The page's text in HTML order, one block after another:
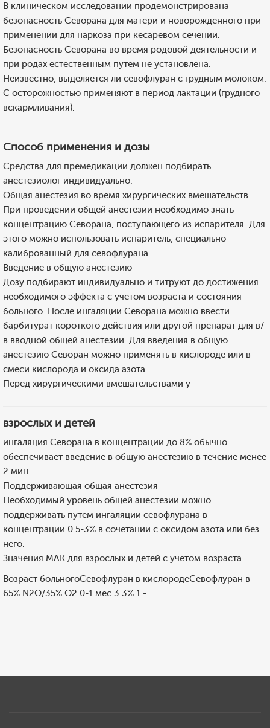
В клиническом исследовании продемонстрирована
безопасность Севорана для матери и новорожденного при
применении для наркоза при кесаревом сечении.
Безопасность Севорана во время родовой деятельности и
при родах естественным путем не установлена.
Неизвестно, выделяется ли севофлуран с грудным молоком.
С осторожностью применяют в период лактации (грудного
вскармливания).
Способ применения и дозы
Средства для премедикации должен подбирать
анестезиолог индивидуально.
Общая анестезия во время хирургических вмешательств
При проведении общей анестезии необходимо знать
концентрацию Севорана, поступающего из испарителя. Для
этого можно использовать испаритель, специально
калиброванный для севофлурана.
Введение в общую анестезию
Дозу подбирают индивидуально и титруют до достижения
необходимого эффекта с учетом возраста и состояния
больного. После ингаляции Севорана можно ввести
барбитурат короткого действия или другой препарат для в/
в вводной общей анестезии. Для введения в общую
анестезию Севоран можно применять в кислороде или в
смеси кислорода и оксида азота.
Перед хирургическими вмешательствами у
взрослых и детей
ингаляция Севорана в концентрации до 8% обычно
обеспечивает введение в общую анестезию в течение менее
2 мин.
Поддерживающая общая анестезия
Необходимый уровень общей анестезии можно
поддерживать путем ингаляции севофлурана в
концентрации 0.5-3% в сочетании с оксидом азота или без
него.
Значения МАК для взрослых и детей с учетом возраста
Возраст больногоСевофлуран в кислородеСевофлуран в
65% N2O/35% O2 0-1 мес 3.3% 1 -